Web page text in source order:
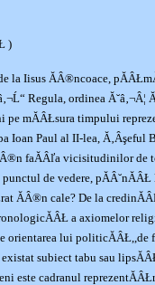
)
la Iisus ĂÂ®ncoace,
Regula, ordinea Ă˘â‚¬Â¦
pe mĂÂŁsura timpului
Ioan Paul al II-lea,
faĂÂľa vicisitudinilor
punctul de vedere,
ĂÂ®n cale? De la
a axiomelor
orientarea lui
subiect tabu sau
este cadranul